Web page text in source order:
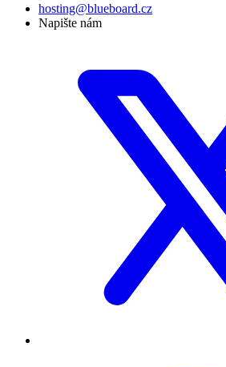
hosting@blueboard.cz
Napište nám